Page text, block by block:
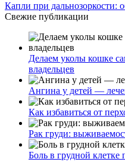
Капли при дальнозоркости:
Свежие публикации
Делаем уколы кошке
владельцев
Ангина у детей —
Как избавиться от
Рак груди:
Боль в грудной клетке